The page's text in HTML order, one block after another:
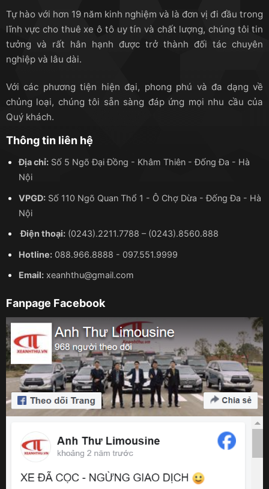
Tự hào với hơn 19 năm kinh nghiệm và là đơn vị đi đầu trong
lĩnh vực cho thuê xe ô tô uy tín và chất lượng, chúng tôi tin
tưởng và rất hân hạnh được trở thành đối tác chuyên
nghiệp và lâu dài.
Với các phương tiện hiện đại, phong phú và đa dạng về
chủng loại, chúng tôi sẵn sàng đáp ứng mọi nhu cầu của
Quý khách.
Thông tin liên hệ
Địa chỉ:Số 5 Ngõ Đại Đồng - Khâm Thiên - Đống Đa - Hà
Nội
VPGD:Số 110 Ngõ Quan Thổ 1 - Ô Chợ Dừa - Đống Đa - Hà
Nội
Điện thoại: (0243).2211.7788 – (0243).8560.888
Hotline: 088.966.8888 - 097.551.9999
Email:xeanhthu@gmail.com
Fanpage Facebook